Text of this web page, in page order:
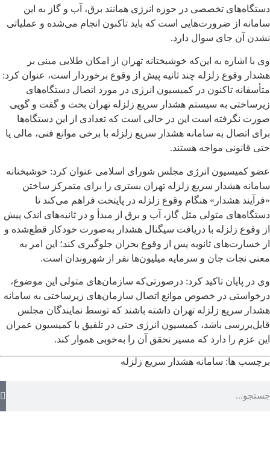
دستگاه‌های تخصصی در حوزه انرژی همانند برق، آب و گاز به این
سامانه از ضرورت‌هایی است که باید تاکنون انجام می‌شده و عملیاتی
نشدن آن جای سوال دارد.
وی با اشاره به این‌که خوشبختانه تهران از امکان طلایی مبنی بر
هشدار وقوع زلزله چند ثانیه پیش از وقوع برخوردار است، عنوان کرد:
متأسفانه تاکنون در کمیسیون انرژی در مورد اتصال دستگاه‌های
زیرساختی به سیستم هشدار سریع زلزله تهران بحث و گفت و گویی
صورت نگرفته است این در حالی است که تعدادی از این دستگاه‌ها
برای اتصال به سامانه هشدار سریع زلزله با برخی موانع فنی، مالی یا
حتی قانونی مواجه هستند.
عضو کمیسیون انرژی مجلس شورای اسلامی عنوان کرد: خوشبختانه
سامانه هشدار سریع زلزله تهران بستری را برای متمرکز ساختن
«فرآیند هشدار» هنگام وقوع زلزله در پایتخت فراهم می‌کند تا
دستگاه‌های متولی مثل گاز، آب و برق از مبدأ و در ثانیه‌های اندک پیش
از وقوع زلزله با دریافت سیگنال هشدار به‌صورت خودکار قطع‌شده و
از خسارت‌های ثانویه پس از وقوع بحران جلوگیری کند؛ این امر به
معنی نجات جان و سرمایه میلیون‌ها نفر از شهروندان است.
وی در پایان تاکید کرد: درصورتی‌که سازمان‌های متولی این موضوع،
درخواستی در خصوص موانع اتصال سازمان‌های زیرساختی به سامانه
هشدار سریع زلزله تهران داشته باشند که توسط نمایندگان مجلس
قابل‌بررسی باشد، کمیسیون انرژی حتی در تلفیق با کمیسیون عمران
این عزم را دارد که مسیر تحقق آن را به‌خوبی هموار کند.
برچسب ها: سامانه هشدار سریع زلزله